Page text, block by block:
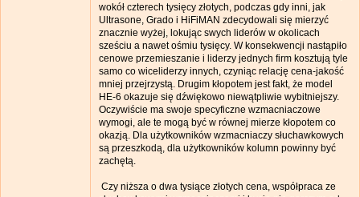
wokół czterech tysięcy złotych, podczas gdy inni, jak
Ultrasone, Grado i HiFiMAN zdecydowali się mierzyć
znacznie wyżej, lokując swych liderów w okolicach
sześciu a nawet ośmiu tysięcy. W konsekwencji nastąpiło
cenowe przemieszanie i liderzy jednych firm kosztują tyle
samo co wiceliderzy innych, czyniąc relację cena-jakość
mniej przejrzystą. Drugim kłopotem jest fakt, że model
HE-6 okazuje się dźwiękowo niewątpliwie wybitniejszy.
Oczywiście ma swoje specyficzne wzmacniaczowe
wymogi, ale te mogą być w równej mierze kłopotem co
okazją. Dla użytkowników wzmacniaczy słuchawkowych
są przeszkodą, dla użytkowników kolumn powinny być
zachętą.
Czy niższa o dwa tysiące złotych cena, współpraca ze